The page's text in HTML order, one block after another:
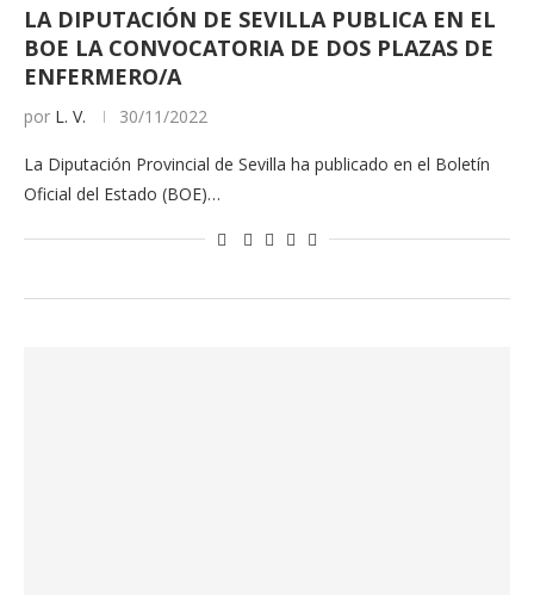
LA DIPUTACIÓN DE SEVILLA PUBLICA EN EL
BOE LA CONVOCATORIA DE DOS PLAZAS DE
ENFERMERO/A
por L. V. 30/11/2022
La Diputación Provincial de Sevilla ha publicado en el Boletín
Oficial del Estado (BOE)…